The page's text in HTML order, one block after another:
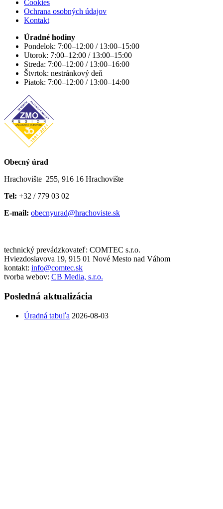
Cookies
Ochrana osobných údajov
Kontakt
Úradné hodiny
Pondelok: 7:00–12:00 / 13:00–15:00
Utorok: 7:00–12:00 / 13:00–15:00
Streda: 7:00–12:00 / 13:00–16:00
Štvrtok: nestránkový deň
Piatok: 7:00–12:00 / 13:00–14:00
Obecný úrad
Hrachovište 255, 916 16 Hrachovište
Tel: +32 / 779 03 02
E-mail: obecnyurad@hrachoviste.sk
technický prevádzkovateľ: COMTEC s.r.o.
Hviezdoslavova 19, 915 01 Nové Mesto nad Váhom
kontakt: info@comtec.sk
tvorba webov: CB Media, s.r.o.
Posledná aktualizácia
Úradná tabuľa 2026-08-03